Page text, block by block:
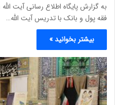
به گزارش پایگاه اطلاع رسانی آیت
فقه پول و بانک با تدریس آیت الله…
بیشتر بخوانید »